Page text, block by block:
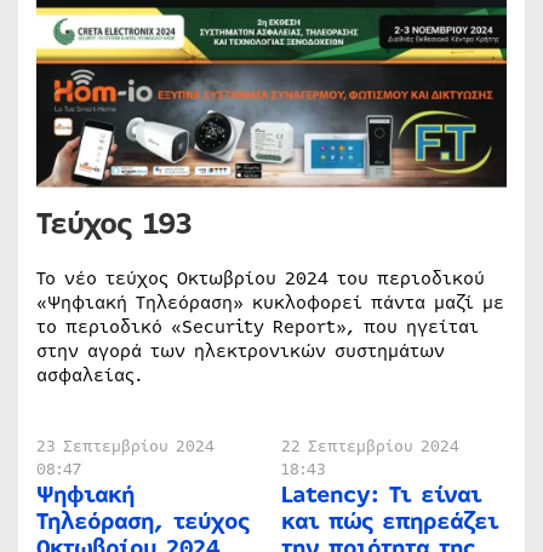
Τεύχος 193
Το νέο τεύχος Οκτωβρίου 2024 του περιοδικού
«Ψηφιακή Τηλεόραση» κυκλοφορεί πάντα μαζί με
το περιοδικό «Security Report», που ηγείται
στην αγορά των ηλεκτρονικών συστημάτων
ασφαλείας.
23 Σεπτεμβρίου 2024
08:47
Ψηφιακή
Τηλεόραση, τεύχος
22 Σεπτεμβρίου 2024
18:43
Latency: Τι είναι
και πώς επηρεάζει